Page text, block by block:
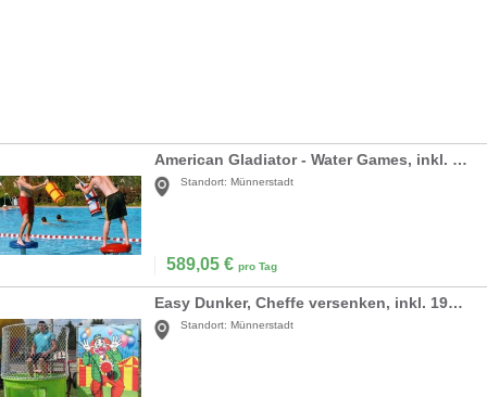
American Gladiator - Water Games, inkl. 19% MwSt
Standort: Münnerstadt
589,05 € pro Tag
Easy Dunker, Cheffe versenken, inkl. 19%MwSt
Standort: Münnerstadt